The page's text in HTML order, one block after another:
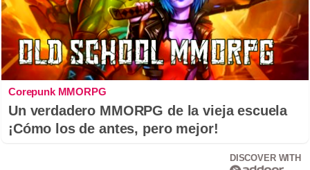
Corepunk MMORPG
Un verdadero MMORPG de la vieja escuela
¡Cómo los de antes, pero mejor!
DISCOVER WITH